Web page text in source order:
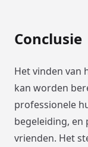
Conclusie
Het vinden van
kan worden
professionele
begeleiding, en
vrienden. Het